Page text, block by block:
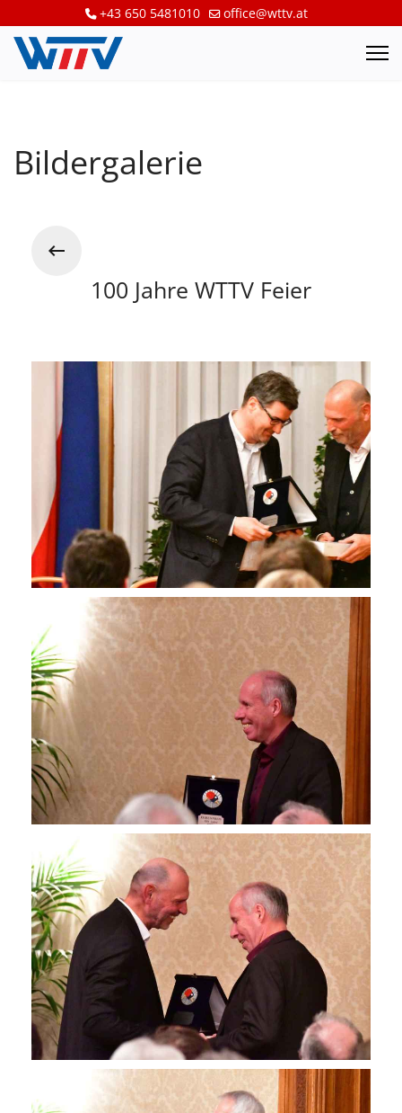
+43 650 5481010 office@wttv.at
Bildergalerie
100 Jahre WTTV Feier